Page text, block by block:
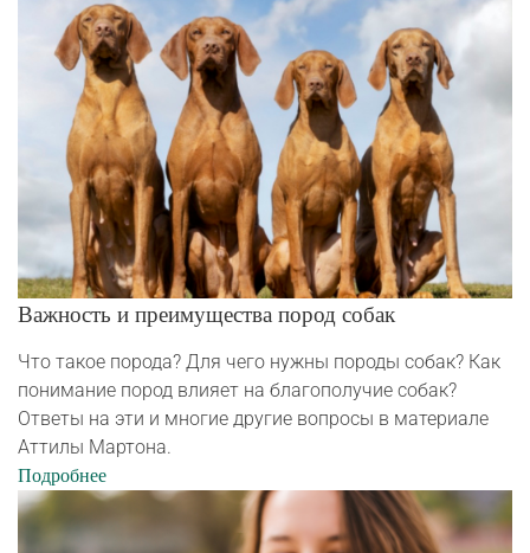
Важность и преимущества пород собак
Что такое порода? Для чего нужны породы собак? Как
понимание пород влияет на благополучие собак?
Ответы на эти и многие другие вопросы в материале
Аттилы Мартона.
Подробнее